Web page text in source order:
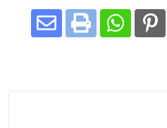
Pinterest
Whatsapp
Print